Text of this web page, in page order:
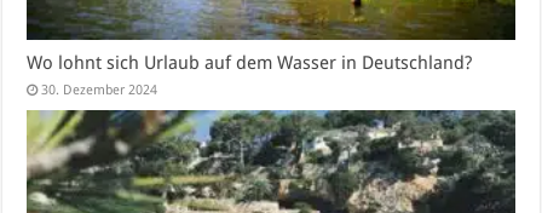
Wo lohnt sich Urlaub auf dem Wasser in Deutschland?
30. Dezember 2024